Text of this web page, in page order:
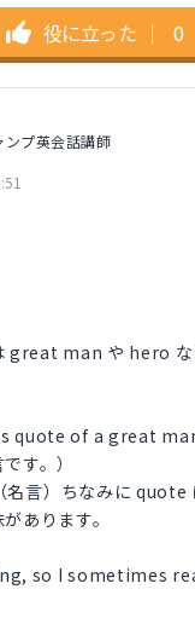
役に立った ｜ 0
ンプ英会話講師
great man や hero
quote of a great
す。）
言）ちなみに quote
あります。
so I sometimes